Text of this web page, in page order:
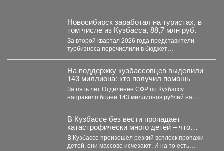
Новосибирск заработал на туристах, в
том числе из Кузбасса, 88,7 млн руб.
За второй квартал 2026 года представители
турбизнеса перечислили в бюджет
На поддержку кузбассовцев выделили
143 миллиона: кто получил помощь
За пять лет Отделение СФР по Кузбассу
направило более 143 миллионов рублей на
В Кузбассе без вести пропадает
катастрофически много детей – что
происходит
В Кузбассе произошёл резкий всплеск пропажи
детей, они массово исчезают. И на то есть